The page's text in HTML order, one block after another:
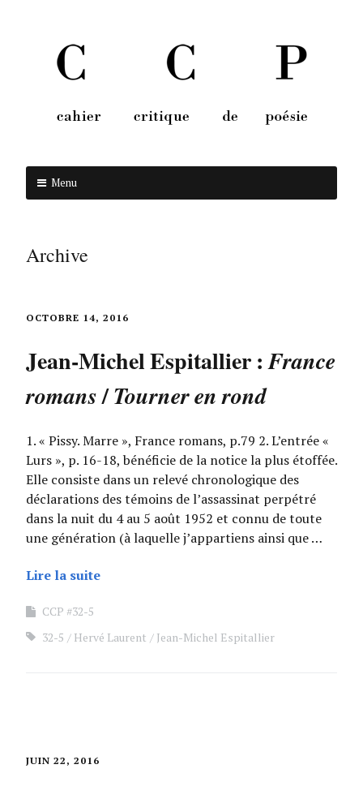
Menu
Archive
OCTOBRE 14, 2016
Jean-Michel Espitallier :France
romans/Tourner en rond
1. « Pissy. Marre », France romans, p.79 2. L’entrée «
Lurs », p. 16-18, bénéficie de la notice la plus étoffée.
Elle consiste dans un relevé chronologique des
déclarations des témoins de l’assassinat perpétré
dans la nuit du 4 au 5 août 1952 et connu de toute
une génération (à laquelle j’appartiens ainsi que …
Lire la suite
CCP #32-5
32-5
Hervé Laurent Jean-Michel Espitallier
JUIN 22, 2016